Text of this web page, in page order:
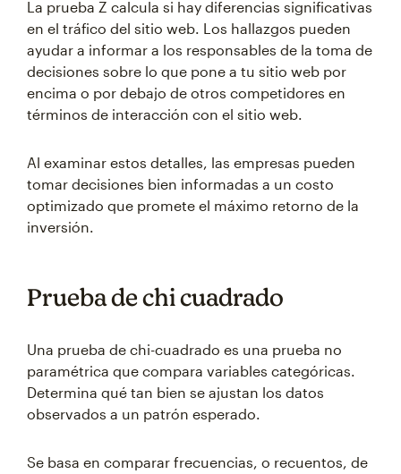
La prueba Z calcula si hay diferencias significativas
en el tráfico del sitio web. Los hallazgos pueden
ayudar a informar a los responsables de la toma de
decisiones sobre lo que pone a tu sitio web por
encima o por debajo de otros competidores en
términos de interacción con el sitio web.
Al examinar estos detalles, las empresas pueden
tomar decisiones bien informadas a un costo
optimizado que promete el máximo retorno de la
inversión.
Prueba de chi cuadrado
Una prueba de chi-cuadrado es una prueba no
paramétrica que compara variables categóricas.
Determina qué tan bien se ajustan los datos
observados a un patrón esperado.
Se basa en comparar frecuencias, o recuentos, de